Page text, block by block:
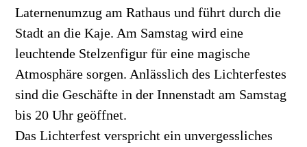
Laternenumzug am Rathaus und führt durch die
Stadt an die Kaje. Am Samstag wird eine
leuchtende Stelzenfigur für eine magische
Atmosphäre sorgen. Anlässlich des Lichterfestes
sind die Geschäfte in der Innenstadt am Samstag
bis 20 Uhr geöffnet.
Das Lichterfest verspricht ein unvergessliches